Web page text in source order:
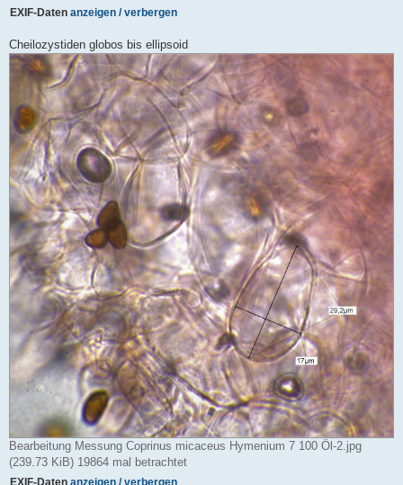
EXIF-Daten anzeigen / verbergen
Cheilozystiden globos bis ellipsoid
Bearbeitung Messung Coprinus micaceus Hymenium 7 100 Öl-2.jpg
(239.73 KiB) 19864 mal betrachtet
EXIF-Daten anzeigen / verbergen